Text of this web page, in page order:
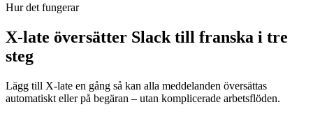
Hur det fungerar
X-late översätter Slack till franska i tre
steg
Lägg till X-late en gång så kan alla meddelanden översättas
automatiskt eller på begäran – utan komplicerade arbetsflöden.